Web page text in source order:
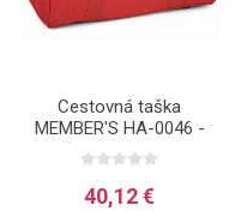
Cestovná taška
MEMBER'S HA-0046 -
červená - 50 L
40,12 €